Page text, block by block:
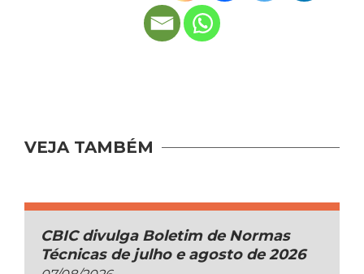
VEJA TAMBÉM
CBIC divulga Boletim de Normas
Técnicas de julho e agosto de 2026